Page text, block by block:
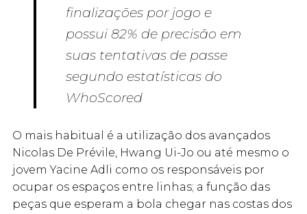
finalizações por jogo e
possui 82% de precisão em
suas tentativas de passe
segundo estatísticas do
WhoScored
O mais habitual é a utilização dos avançados
Nicolas De Prévile, Hwang Ui-Jo ou até mesmo o
jovem Yacine Adli como os responsáveis por
ocupar os espaços entre linhas; a função das
peças que esperam a bola chegar nas costas dos